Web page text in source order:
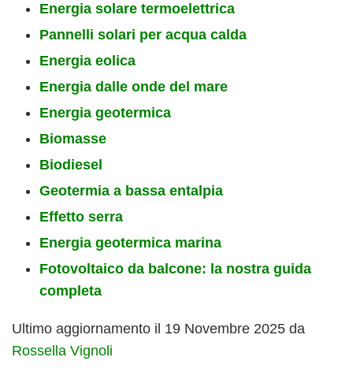
Energia solare termoelettrica
Pannelli solari per acqua calda
Energia eolica
Energia dalle onde del mare
Energia geotermica
Biomasse
Biodiesel
Geotermia a bassa entalpia
Effetto serra
Energia geotermica marina
Fotovoltaico da balcone: la nostra guida
completa
Ultimo aggiornamento il 19 Novembre 2025 da
Rossella Vignoli